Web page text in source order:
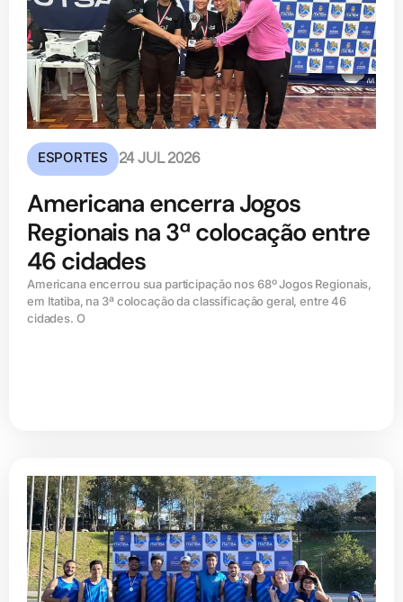
ESPORTES 24 JUL 2026
Americana encerra Jogos
Regionais na 3ª colocação entre
46 cidades
Americana encerrou sua participação nos 68º Jogos Regionais,
em Itatiba, na 3ª colocação da classificação geral, entre 46
cidades. O